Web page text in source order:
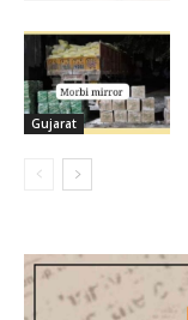
Gujarat